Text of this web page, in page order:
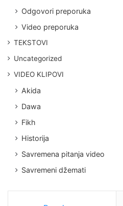
Odgovori preporuka
Video preporuka
TEKSTOVI
Uncategorized
VIDEO KLIPOVI
Akida
Dawa
Fikh
Historija
Savremena pitanja video
Savremeni džemati